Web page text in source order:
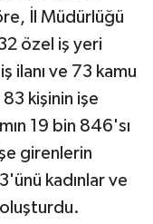
İl Müdürlüğü
özel iş yeri
ilanı ve 73 kamu
83 kişinin işe
19 bin 846'sı
girenlerin
kadınlar ve